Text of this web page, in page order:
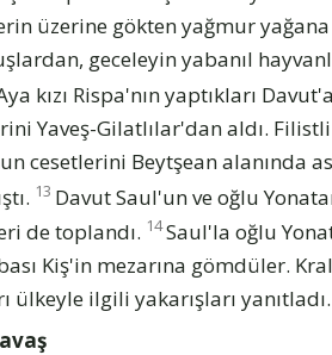
üzerine gökten yağmur
geceleyin yabanıl
kızı Rispa'nın yaptıkları
Yaveş-Gilatlılar'dan aldı.
cesetlerini Beytşean alanında
13 Davut Saul'un ve oğlu
de toplandı. 14Saul'la oğlu
Kiş'in mezarına gömdüler.
ülkeyle ilgili yakarışları yanıtladı.